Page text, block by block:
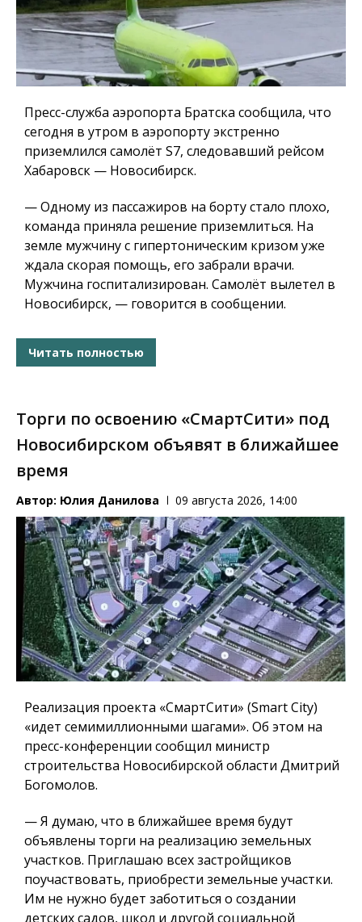
Пресс-служба аэропорта Братска сообщила, что
сегодня в утром в аэропорту экстренно
приземлился самолёт S7, следовавший рейсом
Хабаровск — Новосибирск.
— Одному из пассажиров на борту стало плохо,
команда приняла решение приземлиться. На
земле мужчину с гипертоническим кризом уже
ждала скорая помощь, его забрали врачи.
Мужчина госпитализирован. Самолёт вылетел в
Новосибирск, — говорится в сообщении.
Читать полностью
Торги по освоению «СмартСити» под
Новосибирском объявят в ближайшее
время
Автор: Юлия Данилова 09 августа 2026, 14:00
Реализация проекта «СмартСити» (Smart City)
«идет семимиллионными шагами». Об этом на
пресс-конференции сообщил министр
строительства Новосибирской области Дмитрий
Богомолов.
— Я думаю, что в ближайшее время будут
объявлены торги на реализацию земельных
участков. Приглашаю всех застройщиков
поучаствовать, приобрести земельные участки.
Им не нужно будет заботиться о создании
детских садов, школ и другой социальной